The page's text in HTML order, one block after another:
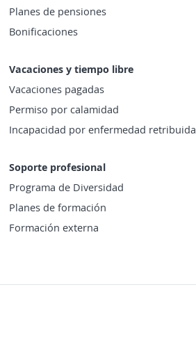
Planes de pensiones
Bonificaciones
Vacaciones y tiempo libre
Vacaciones pagadas
Permiso por calamidad
Incapacidad por enfermedad retribuida
Soporte profesional
Programa de Diversidad
Planes de formación
Formación externa